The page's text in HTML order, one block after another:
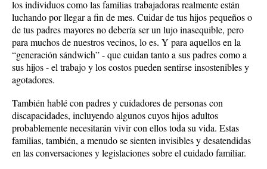
los individuos como las familias trabajadoras realmente están
luchando por llegar a fin de mes. Cuidar de tus hijos pequeños o
de tus padres mayores no debería ser un lujo inasequible, pero
para muchos de nuestros vecinos, lo es. Y para aquellos en la
“generación sándwich” - que cuidan tanto a sus padres como a
sus hijos - el trabajo y los costos pueden sentirse insostenibles y
agotadores.
También hablé con padres y cuidadores de personas con
discapacidades, incluyendo algunos cuyos hijos adultos
probablemente necesitarán vivir con ellos toda su vida. Estas
familias, también, a menudo se sienten invisibles y desatendidas
en las conversaciones y legislaciones sobre el cuidado familiar.